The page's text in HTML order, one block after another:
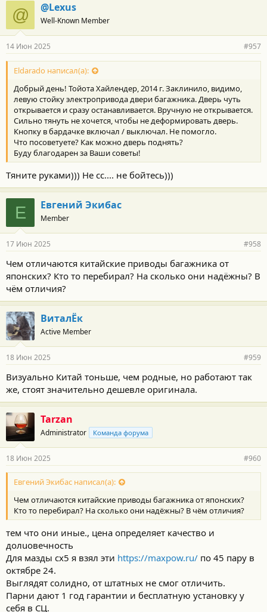
@ @Lexus
Well-Known Member
14 Июн 2025 #957
Eldarado написал(а):
Добрый день! Тойота Хайлендер, 2014 г. Заклинило, видимо,
левую стойку электропривода двери багажника. Дверь чуть
открывается и сразу останавливается. Вручную не открывается.
Сильно тянуть не хочется, чтобы не деформировать дверь.
Кнопку в бардачке включал / выключал. Не помогло.
Что посоветуете? Как можно дверь поднять?
Буду благодарен за Ваши советы!
Тяните руками))) Не сс.... не бойтесь)))
Е Евгений Экибас
Member
17 Июн 2025 #958
Чем отличаются китайские приводы багажника от
японских? Кто то перебирал? На сколько они надёжны? В
чём отличия?
ВиталЁк
Active Member
18 Июн 2025 #959
Визуально Китай тоньше, чем родные, но работают так
же, стоят значительно дешевле оригинала.
Tarzan
Administrator Команда форума
18 Июн 2025 #960
Евгений Экибас написал(а):
Чем отличаются китайские приводы багажника от японских?
Кто то перебирал? На сколько они надёжны? В чём отличия?
тем что они иные., цена определяет качество и
долuовечность
Для мазды сх5 я взял эти https://maxpow.ru/ по 45 пару в
октябре 24.
Выглядят солидно, от штатных не смог отличить.
Парни дают 1 год гарантии и бесплатную установку у
себя в СЦ.